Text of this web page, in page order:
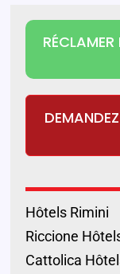
Hôtels Rimini
Riccione
Cattolica